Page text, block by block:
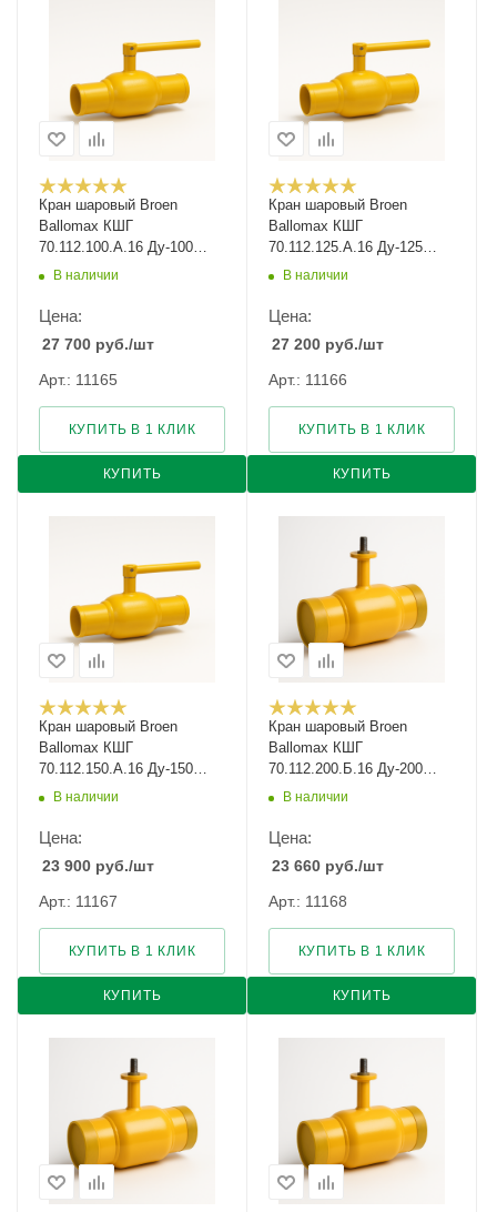
Кран шаровый Broen
Ballomax КШГ
70.112.100.А.16 Ду-100
Ру-16
В наличии
Цена:
27 700 руб./шт
Арт.: 11165
КУПИТЬ
КУПИТЬ В 1 КЛИК
Кран шаровый Broen
Ballomax КШГ
70.112.125.А.16 Ду-125
Ру-16
В наличии
Цена:
27 200 руб./шт
Арт.: 11166
КУПИТЬ
КУПИТЬ В 1 КЛИК
Кран шаровый Broen
Ballomax КШГ
70.112.150.А.16 Ду-150
Ру-16
В наличии
Цена:
23 900 руб./шт
Арт.: 11167
КУПИТЬ
КУПИТЬ В 1 КЛИК
Кран шаровый Broen
Ballomax КШГ
70.112.200.Б.16 Ду-200
Ру-16
В наличии
Цена:
23 660 руб./шт
Арт.: 11168
КУПИТЬ
КУПИТЬ В 1 КЛИК